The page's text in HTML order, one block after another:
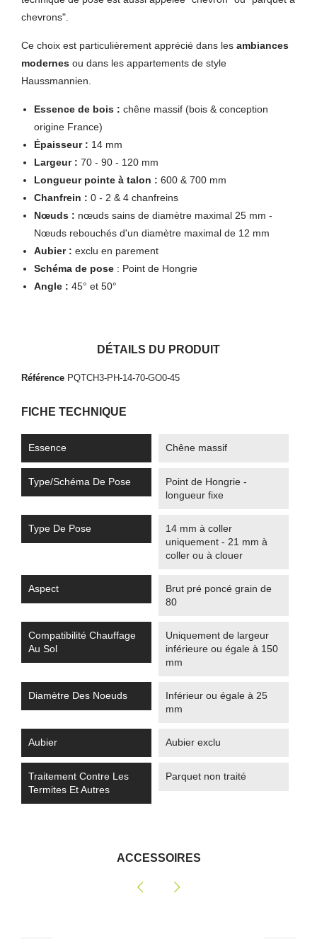
chevrons".
Ce choix est particulièrement apprécié dans les ambiances
modernes ou dans les appartements de style
Haussmannien.
Essence de bois : chêne massif (bois & conception
origine France)
Épaisseur : 14 mm
Largeur : 70 - 90 - 120 mm
Longueur pointe à talon : 600 & 700 mm
Chanfrein : 0 - 2 & 4 chanfreins
Nœuds : nœuds sains de diamètre maximal 25 mm -
Nœuds rebouchés d'un diamètre maximal de 12 mm
Aubier : exclu en parement
Schéma de pose : Point de Hongrie
Angle : 45° et 50°
DÉTAILS DU PRODUIT
Référence PQTCH3-PH-14-70-GO0-45
FICHE TECHNIQUE
Essence Chêne massif
Type/Schéma De Pose
Point de Hongrie -
longueur fixe
Type De Pose
14 mm à coller
uniquement - 21 mm à
coller ou à clouer
Aspect
Brut pré poncé grain de
80
Compatibilité Chauffage
Au Sol
Uniquement de largeur
inférieure ou égale à 150
mm
Diamètre Des Noeuds
Inférieur ou égale à 25
mm
Aubier Aubier exclu
Traitement Contre Les
Termites Et Autres
Parquet non traité
ACCESSOIRES